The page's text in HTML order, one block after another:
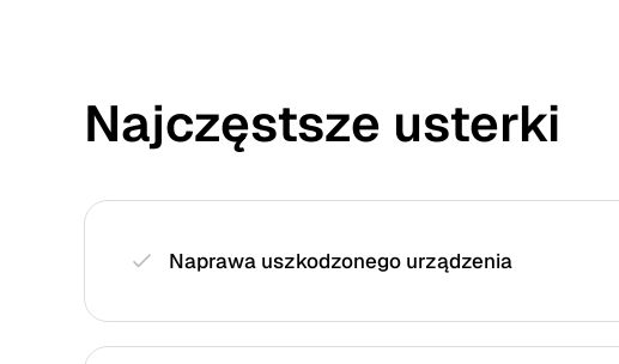
Najczęstsze usterki
Naprawa uszkodzonego urządzenia